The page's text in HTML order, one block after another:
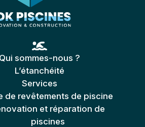
Qui sommes-nous ?
L’étanchéité
Services
de revêtements de piscine
et réparation de
piscines